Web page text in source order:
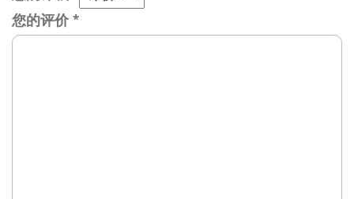
您的评价*